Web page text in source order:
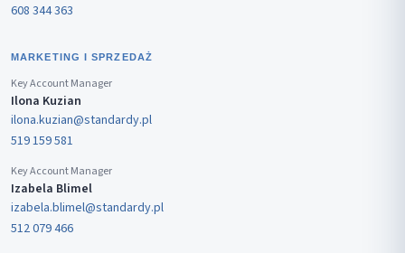
608 344 363
MARKETING I SPRZEDAŻ
Key Account Manager
Ilona Kuzian
ilona.kuzian@standardy.pl
519 159 581
Key Account Manager
Izabela Blimel
izabela.blimel@standardy.pl
512 079 466